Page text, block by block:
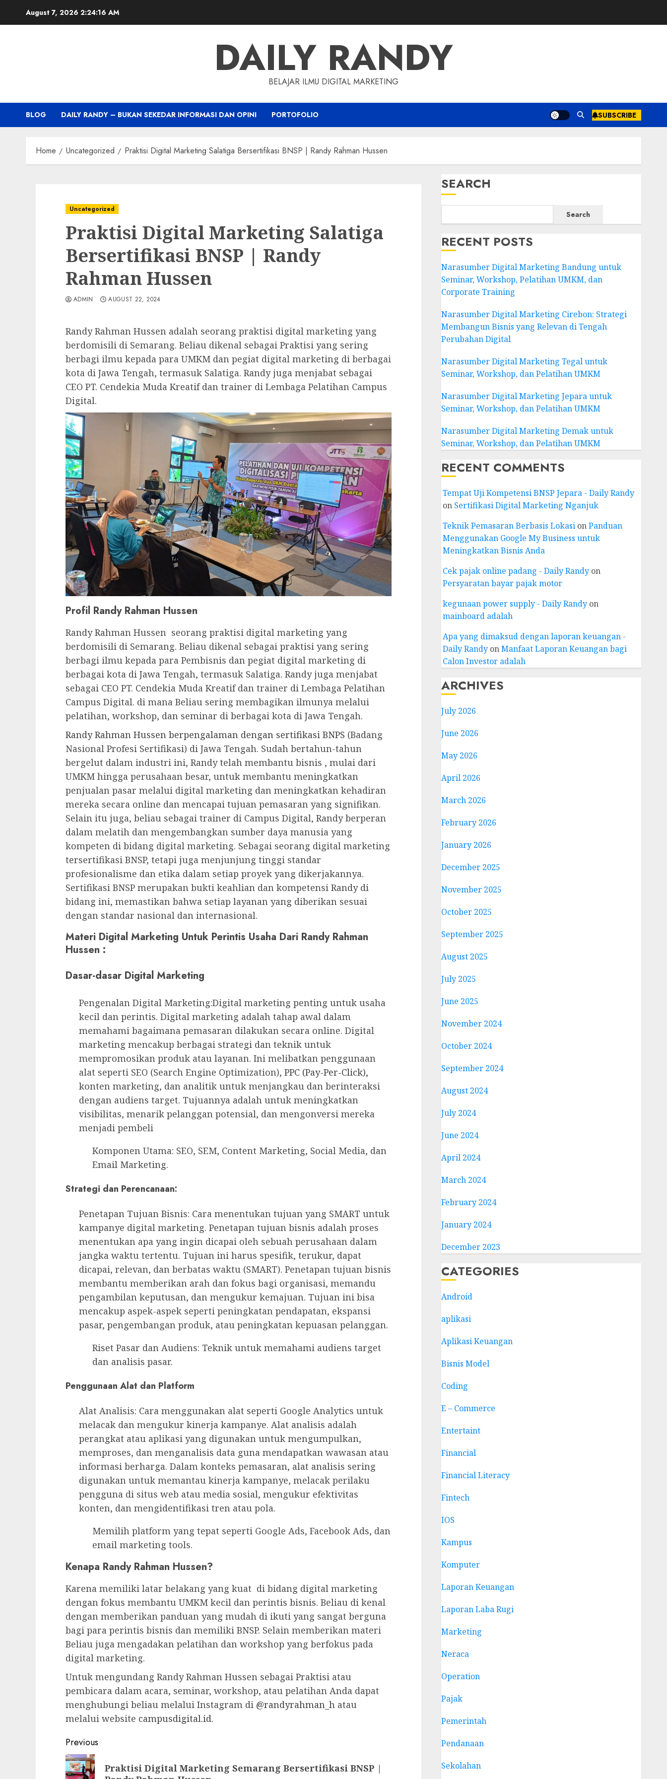
August 7, 2026 2:24:17 AM
DAILY RANDY
BELAJAR ILMU DIGITAL MARKETING
BLOG DAILY RANDY – BUKAN SEKEDAR INFORMASI DAN OPINI PORTOFOLIO SUBSCRIBE
Home Uncategorized Praktisi Digital Marketing Salatiga Bersertifikasi BNSP | Randy Rahman Hussen
Uncategorized
Praktisi Digital Marketing Salatiga
Bersertifikasi BNSP | Randy
Rahman Hussen
ADMIN AUGUST 22, 2024
Randy Rahman Hussen adalah seorang praktisi digital marketing yang
berdomisili di Semarang. Beliau dikenal sebagai Praktisi yang sering
berbagi ilmu kepada para UMKM dan pegiat digital marketing di berbagai
kota di Jawa Tengah, termasuk Salatiga. Randy juga menjabat sebagai
CEO PT. Cendekia Muda Kreatif dan trainer di Lembaga Pelatihan Campus
Digital.
Profil Randy Rahman Hussen
Randy Rahman Hussen seorang praktisi digital marketing yang
berdomisili di Semarang. Beliau dikenal sebagai praktisi yang sering
berbagi ilmu kepada para Pembisnis dan pegiat digital marketing di
berbagai kota di Jawa Tengah, termasuk Salatiga. Randy juga menjabat
sebagai CEO PT. Cendekia Muda Kreatif dan trainer di Lembaga Pelatihan
Campus Digital. di mana Beliau sering membagikan ilmunya melalui
pelatihan, workshop, dan seminar di berbagai kota di Jawa Tengah.
Randy Rahman Hussen berpengalaman dengan sertifikasi BNPS (Badang
Nasional Profesi Sertifikasi) di Jawa Tengah. Sudah bertahun-tahun
bergelut dalam industri ini, Randy telah membantu bisnis , mulai dari
UMKM hingga perusahaan besar, untuk membantu meningkatkan
penjualan pasar melalui digital marketing dan meningkatkan kehadiran
mereka secara online dan mencapai tujuan pemasaran yang signifikan.
Selain itu juga, beliau sebagai trainer di Campus Digital, Randy berperan
dalam melatih dan mengembangkan sumber daya manusia yang
kompeten di bidang digital marketing. Sebagai seorang digital marketing
tersertifikasi BNSP, tetapi juga menjunjung tinggi standar
profesionalisme dan etika dalam setiap proyek yang dikerjakannya.
Sertifikasi BNSP merupakan bukti keahlian dan kompetensi Randy di
bidang ini, memastikan bahwa setiap layanan yang diberikan sesuai
dengan standar nasional dan internasional.
Materi Digital Marketing Untuk Perintis Usaha Dari Randy Rahman
Hussen :
Dasar-dasar Digital Marketing
Pengenalan Digital Marketing:Digital marketing penting untuk usaha
kecil dan perintis. Digital marketing adalah tahap awal dalam
memahami bagaimana pemasaran dilakukan secara online. Digital
marketing mencakup berbagai strategi dan teknik untuk
mempromosikan produk atau layanan. Ini melibatkan penggunaan
alat seperti SEO (Search Engine Optimization), PPC (Pay-Per-Click),
konten marketing, dan analitik untuk menjangkau dan berinteraksi
dengan audiens target. Tujuannya adalah untuk meningkatkan
visibilitas, menarik pelanggan potensial, dan mengonversi mereka
menjadi pembeli
Komponen Utama: SEO, SEM, Content Marketing, Social Media, dan
Email Marketing.
Strategi dan Perencanaan:
Penetapan Tujuan Bisnis: Cara menentukan tujuan yang SMART untuk
kampanye digital marketing. Penetapan tujuan bisnis adalah proses
menentukan apa yang ingin dicapai oleh sebuah perusahaan dalam
jangka waktu tertentu. Tujuan ini harus spesifik, terukur, dapat
dicapai, relevan, dan berbatas waktu (SMART). Penetapan tujuan bisnis
membantu memberikan arah dan fokus bagi organisasi, memandu
pengambilan keputusan, dan mengukur kemajuan. Tujuan ini bisa
mencakup aspek-aspek seperti peningkatan pendapatan, ekspansi
pasar, pengembangan produk, atau peningkatan kepuasan pelanggan.
Riset Pasar dan Audiens: Teknik untuk memahami audiens target
dan analisis pasar.
Penggunaan Alat dan Platform
Alat Analisis: Cara menggunakan alat seperti Google Analytics untuk
melacak dan mengukur kinerja kampanye. Alat analisis adalah
perangkat atau aplikasi yang digunakan untuk mengumpulkan,
memproses, dan menganalisis data guna mendapatkan wawasan atau
informasi berharga. Dalam konteks pemasaran, alat analisis sering
digunakan untuk memantau kinerja kampanye, melacak perilaku
pengguna di situs web atau media sosial, mengukur efektivitas
konten, dan mengidentifikasi tren atau pola.
Memilih platform yang tepat seperti Google Ads, Facebook Ads, dan
email marketing tools.
Kenapa Randy Rahman Hussen?
Karena memiliki latar belakang yang kuat di bidang digital marketing
dengan fokus membantu UMKM kecil dan perintis bisnis. Beliau di kenal
dengan memberikan panduan yang mudah di ikuti yang sangat berguna
bagi para perintis bisnis dan memiliki BNSP. Selain memberikan materi
Beliau juga mengadakan pelatihan dan workshop yang berfokus pada
digital marketing.
Untuk mengundang Randy Rahman Hussen sebagai Praktisi atau
pembicara dalam acara, seminar, workshop, atau pelatihan Anda dapat
menghubungi beliau melalui Instagram di @randyrahman_h atau
melalui website campusdigital.id.
Post
navigation
Previous
Previous
post:
Praktisi Digital Marketing Semarang Bersertifikasi BNSP |
SEARCH
Search
RECENT POSTS
Narasumber Digital Marketing Bandung untuk
Seminar, Workshop, Pelatihan UMKM, dan
Corporate Training
Narasumber Digital Marketing Cirebon: Strategi
Membangun Bisnis yang Relevan di Tengah
Perubahan Digital
Narasumber Digital Marketing Tegal untuk
Seminar, Workshop, dan Pelatihan UMKM
Narasumber Digital Marketing Jepara untuk
Seminar, Workshop, dan Pelatihan UMKM
Narasumber Digital Marketing Demak untuk
Seminar, Workshop, dan Pelatihan UMKM
RECENT COMMENTS
Tempat Uji Kompetensi BNSP Jepara - Daily Randy
on Sertifikasi Digital Marketing Nganjuk
Teknik Pemasaran Berbasis LokasionPanduan
Menggunakan Google My Business untuk
Meningkatkan Bisnis Anda
Cek pajak online padang - Daily Randyon
Persyaratan bayar pajak motor
kegunaan power supply - Daily Randyon
mainboard adalah
Apa yang dimaksud dengan laporan keuangan -
Daily RandyonManfaat Laporan Keuangan bagi
Calon Investor adalah
ARCHIVES
July 2026
June 2026
May 2026
April 2026
March 2026
February 2026
January 2026
December 2025
November 2025
October 2025
September 2025
August 2025
July 2025
June 2025
November 2024
October 2024
September 2024
August 2024
July 2024
June 2024
April 2024
March 2024
February 2024
January 2024
December 2023
CATEGORIES
Android
aplikasi
Aplikasi Keuangan
Bisnis Model
Coding
E – Commerce
Entertaint
Financial
Financial Literacy
Fintech
IOS
Kampus
Komputer
Laporan Keuangan
Laporan Laba Rugi
Marketing
Neraca
Operation
Pajak
Pemerintah
Pendanaan
Sekolahan